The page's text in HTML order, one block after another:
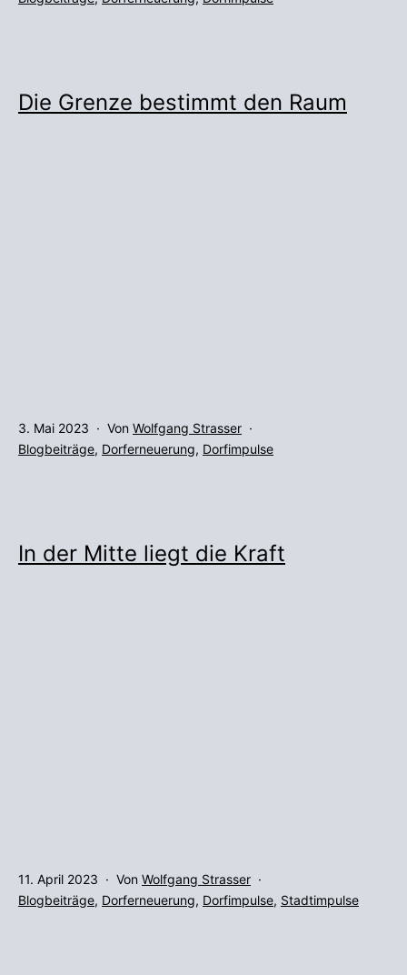
Die Grenze bestimmt den Raum
Veröffentlicht
am
3. Mai 2023 Von Wolfgang Strasser
Kategorisiert
Blogbeiträge, Dorferneuerung, Dorfimpulse
In der Mitte liegt die Kraft
Veröffentlicht
am
11. April 2023 Von Wolfgang Strasser
Kategorisiert
Blogbeiträge, Dorferneuerung, Dorfimpulse, Stadtimpulse